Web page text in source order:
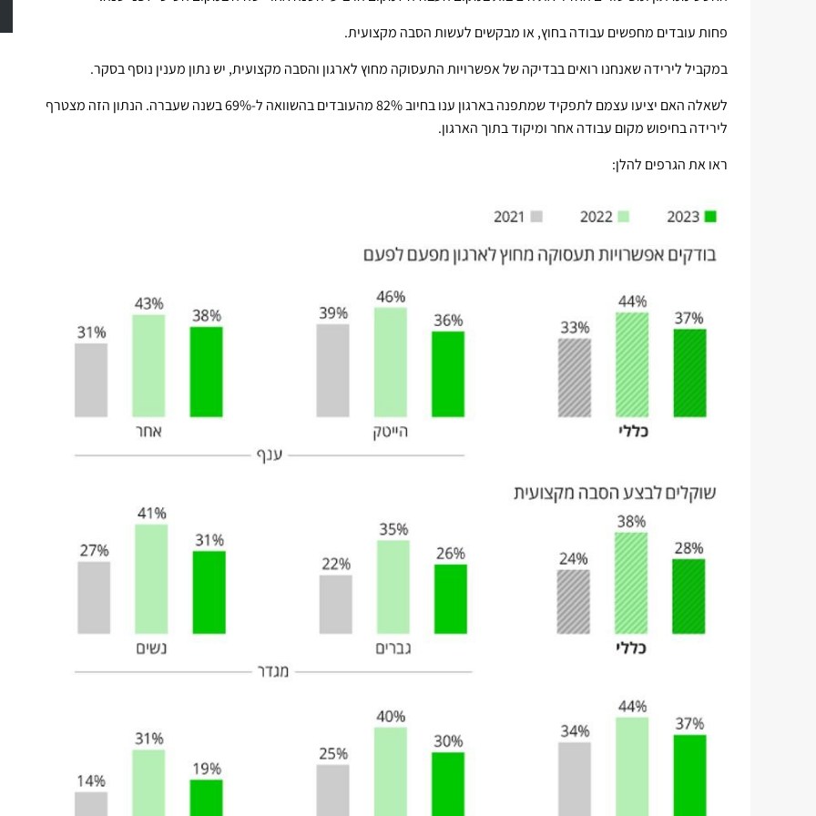
פחות עובדים מחפשים עבודה בחוץ, או מבקשים לעשות הסבה מקצועית.
במקביל לירידה שאנחנו רואים בבדיקה של אפשרויות התעסוקה מחוץ לארגון והסבה מקצועית, יש נתון מענין נוסף בסקר.
לשאלה האם יציעו עצמם לתפקיד שמתפנה בארגון ענו בחיוב 82% מהעובדים בהשוואה ל-69% בשנה שעברה. הנתון הזה מצטרף
לירידה בחיפוש מקום עבודה אחר ומיקוד בתוך הארגון.
ראו את הגרפים להלן: